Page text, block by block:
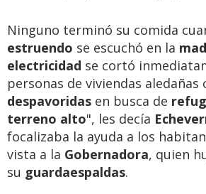
Ninguno terminó su comida
estruendo se escuchó en la
electricidad se cortó
personas de viviendas aledañas
despavoridas en busca de
terreno alto", les decía
focalizaba la ayuda a los
vista a la Gobernadora, quien
su guardaespaldas.